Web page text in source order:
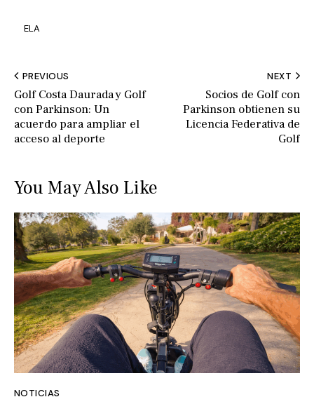
ELA
PREVIOUS
Golf Costa Daurada y Golf
con Parkinson: Un
acuerdo para ampliar el
acceso al deporte
NEXT
Socios de Golf con
Parkinson obtienen su
Licencia Federativa de
Golf
You May Also Like
NOTICIAS